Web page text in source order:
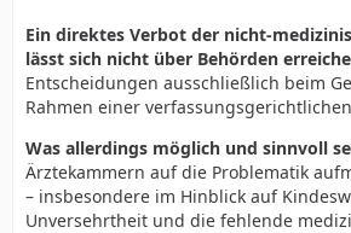
Ein direktes Verbot der nicht-
lässt sich nicht über Behörden
Entscheidungen ausschließlich beim
Rahmen einer
Was allerdings möglich und sinnvoll
Ärztekammern auf die Problematik
– insbesondere im Hinblick auf
Unversehrtheit und die fehlende